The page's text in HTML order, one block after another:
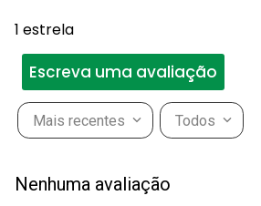
1 estrela
Escreva uma avaliação
Mais recentes Todos
Nenhuma avaliação